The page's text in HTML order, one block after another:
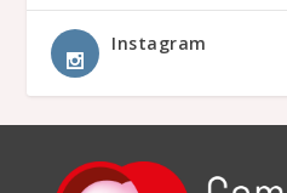
Instagram